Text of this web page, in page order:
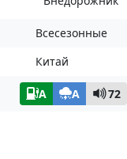
Всесезонные
Китай
A A 72